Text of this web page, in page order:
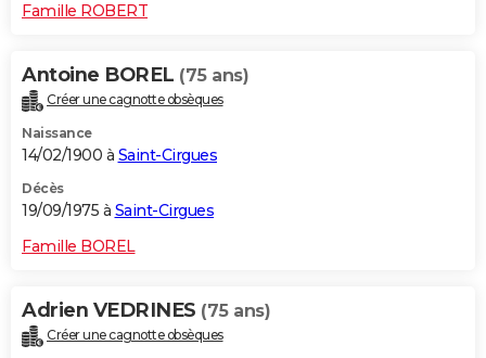
Famille ROBERT
Antoine BOREL (75 ans)
Créer une cagnotte obsèques
Naissance
14/02/1900 à Saint-Cirgues
Décès
19/09/1975 à Saint-Cirgues
Famille BOREL
Adrien VEDRINES (75 ans)
Créer une cagnotte obsèques